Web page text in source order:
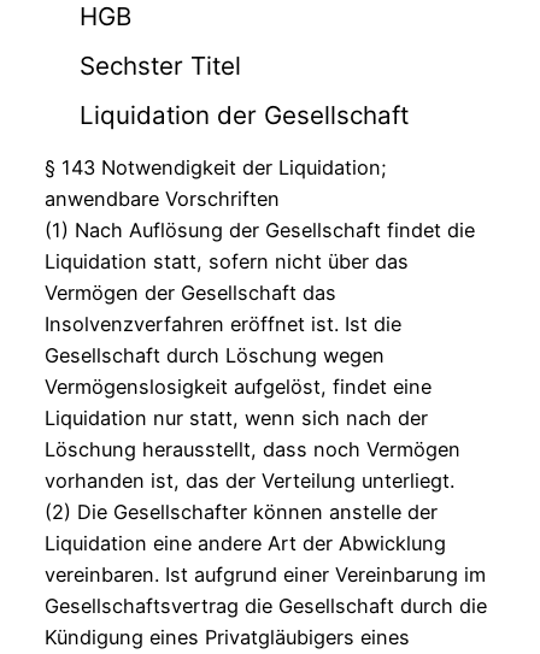
HGB
Sechster Titel
Liquidation der Gesellschaft
§ 143 Notwendigkeit der Liquidation;
anwendbare Vorschriften
(1) Nach Auflösung der Gesellschaft findet die
Liquidation statt, sofern nicht über das
Vermögen der Gesellschaft das
Insolvenzverfahren eröffnet ist. Ist die
Gesellschaft durch Löschung wegen
Vermögenslosigkeit aufgelöst, findet eine
Liquidation nur statt, wenn sich nach der
Löschung herausstellt, dass noch Vermögen
vorhanden ist, das der Verteilung unterliegt.
(2) Die Gesellschafter können anstelle der
Liquidation eine andere Art der Abwicklung
vereinbaren. Ist aufgrund einer Vereinbarung im
Gesellschaftsvertrag die Gesellschaft durch die
Kündigung eines Privatgläubigers eines